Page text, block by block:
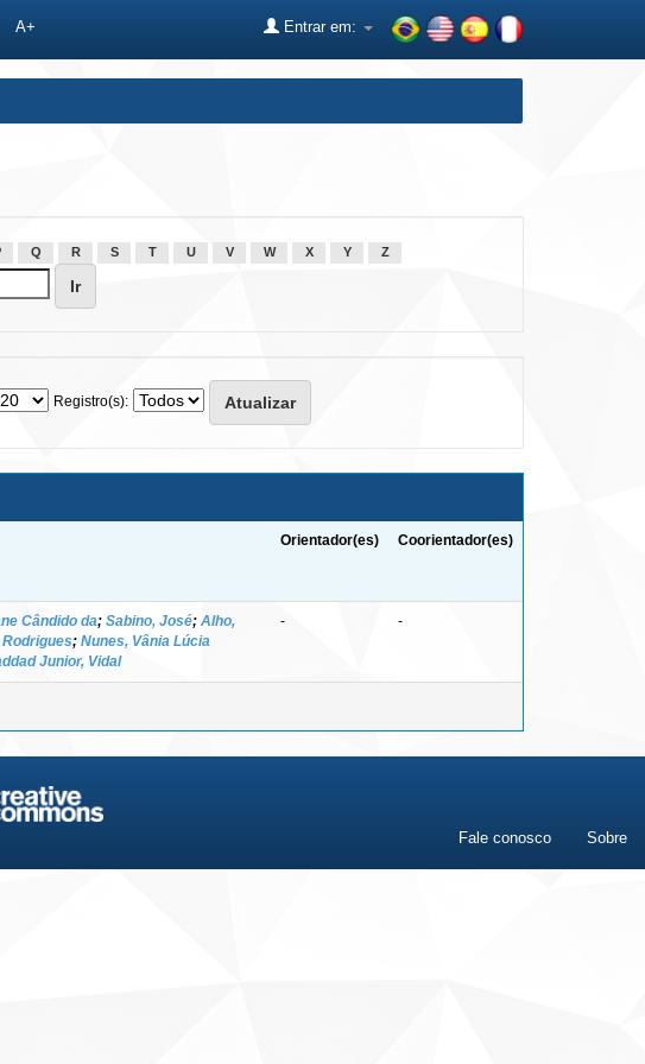
A+ Entrar em:
Q R S T U V W X Y Z
Registro(s):
Orientador(es) Coorientador(es)
Cândido da; Sabino, José; Alho,
; Nunes, Vânia Lúcia
Junior, Vidal
- -
Fale conosco Sobre